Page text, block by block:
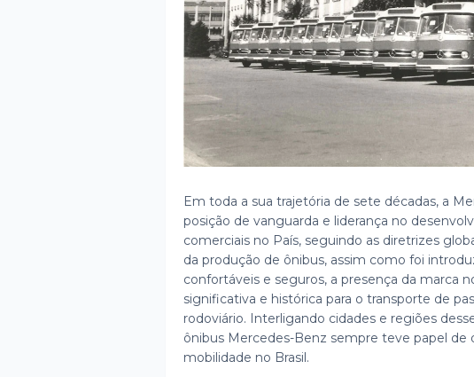
Em toda a sua trajetória de sete décadas, a
posição de vanguarda e liderança no
comerciais no País, seguindo as diretrizes
da produção de ônibus, assim como foi
confortáveis e seguros, a presença da marca
significativa e histórica para o transporte de
rodoviário. Interligando cidades e regiões
ônibus Mercedes-Benz sempre teve papel
mobilidade no Brasil.